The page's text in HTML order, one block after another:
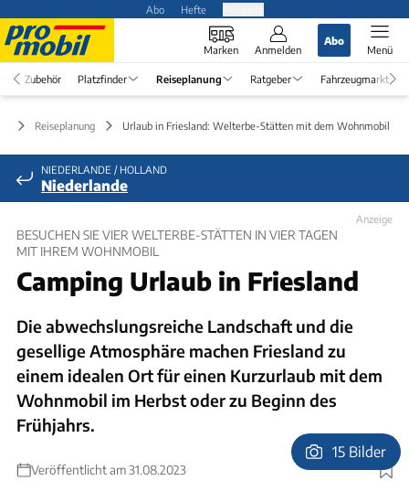
Abo Hefte
Marken Anmelden
Abo
Menü
Zubehör Platzfinder Reiseplanung Ratgeber Fahrzeugmarkt
Reiseplanung Urlaub in Friesland: Welterbe-Stätten mit dem Wohnmobil
NIEDERLANDE / HOLLAND
Niederlande
Anzeige
BESUCHEN SIE VIER WELTERBE-STÄTTEN IN VIER TAGEN
MIT IHREM WOHNMOBIL
Camping Urlaub in Friesland
Die abwechslungsreiche Landschaft und die
gesellige Atmosphäre machen Friesland zu
einem idealen Ort für einen Kurzurlaub mit dem
Wohnmobil im Herbst oder zu Beginn des
Frühjahrs.
Veröffentlicht am 31.08.2023
Foto: Lydia Annema
15 Bilder